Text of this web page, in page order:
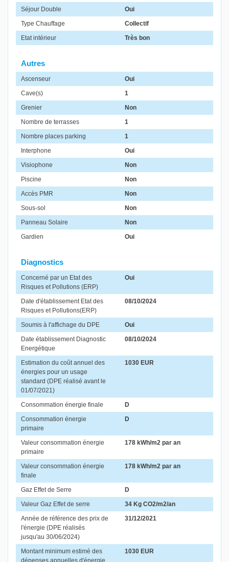
Séjour Double
Oui
Type Chauffage
Collectif
Etat intérieur
Très bon
Autres
Ascenseur
Oui
Cave(s)
1
Grenier
Non
Nombre de terrasses
1
Nombre places parking
1
Interphone
Oui
Visiophone
Non
Piscine
Non
Accès PMR
Non
Sous-sol
Non
Panneau Solaire
Non
Gardien
Oui
Diagnostics
Concerné par un Etat des
Risques et Pollutions (ERP)
Oui
Date d'établissement Etat des
Risques et Pollutions(ERP)
08/10/2024
Soumis à l'affichage du DPE
Oui
Date établissement Diagnostic
Energétique
08/10/2024
Estimation du coût annuel des
énergies pour un usage
standard (DPE réalisé avant le
01/07/2021)
1030 EUR
Consommation énergie finale
D
Consommation énergie
primaire
D
Valeur consommation énergie
primaire
178 kWh/m2 par an
Valeur consommation énergie
finale
178 kWh/m2 par an
Gaz Effet de Serre
D
Valeur Gaz Effet de serre
34 Kg CO2/m2/an
Année de référence des prix de
l'énergie (DPE réalisés
jusqu'au 30/06/2024)
31/12/2021
Montant minimum estimé des
1030 EUR